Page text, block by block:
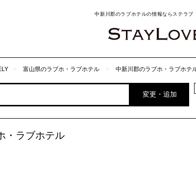
中新川郡のラブホテルの情報ならステラブ
富山県のラブホ・ラブホテル 中新川郡のラブホ・ラブホテ
変更・追加
・ラブホテル